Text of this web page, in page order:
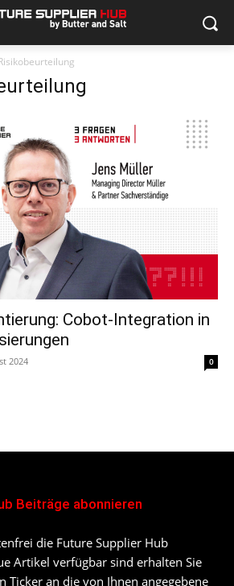
Cobot-Integration in
2024 0
Beiträge abonnieren
die Future Supplier Hub
Artikel verfügbar sind erhalten Sie
Ticker an die von Ihnen angegebene